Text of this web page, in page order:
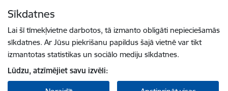
Sīkdatnes
Lai šī tīmekļvietne darbotos, tā izmanto obligāti nepieciešamās
sīkdatnes. Ar Jūsu piekrišanu papildus šajā vietnē var tikt
izmantotas statistikas un sociālo mediju sīkdatnes.
Lūdzu, atzīmējiet savu izvēli: